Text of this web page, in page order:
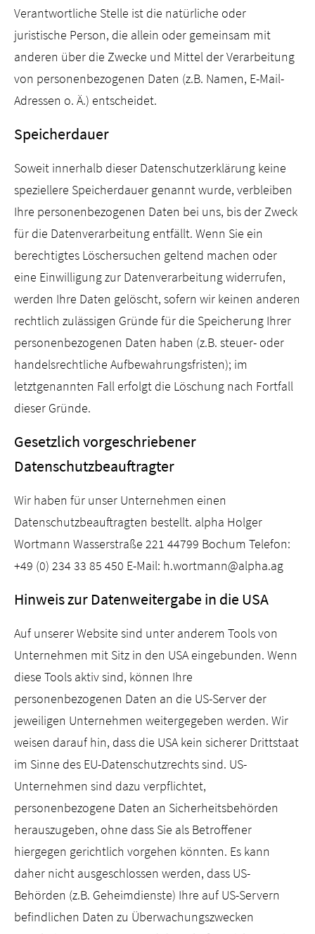
Verantwortliche Stelle ist die natürliche oder
juristische Person, die allein oder gemeinsam mit
anderen über die Zwecke und Mittel der Verarbeitung
von personenbezogenen Daten (z.B. Namen, E-Mail-
Adressen o. Ä.) entscheidet.
Speicherdauer
Soweit innerhalb dieser Datenschutzerklärung keine
speziellere Speicherdauer genannt wurde, verbleiben
Ihre personenbezogenen Daten bei uns, bis der Zweck
für die Datenverarbeitung entfällt. Wenn Sie ein
berechtigtes Löschersuchen geltend machen oder
eine Einwilligung zur Datenverarbeitung widerrufen,
werden Ihre Daten gelöscht, sofern wir keinen anderen
rechtlich zulässigen Gründe für die Speicherung Ihrer
personenbezogenen Daten haben (z.B. steuer- oder
handelsrechtliche Aufbewahrungsfristen); im
letztgenannten Fall erfolgt die Löschung nach Fortfall
dieser Gründe.
Gesetzlich vorgeschriebener
Datenschutzbeauftragter
Wir haben für unser Unternehmen einen
Datenschutzbeauftragten bestellt. alpha Holger
Wortmann Wasserstraße 221 44799 Bochum Telefon:
+49 (0) 234 33 85 450 E-Mail: h.wortmann@alpha.ag
Hinweis zur Datenweitergabe in die USA
Auf unserer Website sind unter anderem Tools von
Unternehmen mit Sitz in den USA eingebunden. Wenn
diese Tools aktiv sind, können Ihre
personenbezogenen Daten an die US-Server der
jeweiligen Unternehmen weitergegeben werden. Wir
weisen darauf hin, dass die USA kein sicherer Drittstaat
im Sinne des EU-Datenschutzrechts sind. US-
Unternehmen sind dazu verpflichtet,
personenbezogene Daten an Sicherheitsbehörden
herauszugeben, ohne dass Sie als Betroffener
hiergegen gerichtlich vorgehen könnten. Es kann
daher nicht ausgeschlossen werden, dass US-
Behörden (z.B. Geheimdienste) Ihre auf US-Servern
befindlichen Daten zu Überwachungszwecken